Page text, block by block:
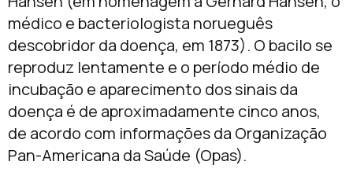
médico e bacteriologista norueguês
descobridor da doença, em 1873). O bacilo se
reproduz lentamente e o período médio de
incubação e aparecimento dos sinais da
doença é de aproximadamente cinco anos,
de acordo com informações da Organização
Pan-Americana da Saúde (Opas).